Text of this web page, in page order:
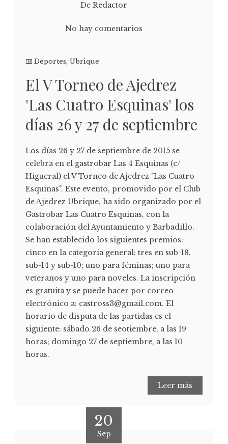
De Redactor
No hay comentarios
Deportes, Ubrique
El V Torneo de Ajedrez
'Las Cuatro Esquinas' los
días 26 y 27 de septiembre
Los días 26 y 27 de septiembre de 2015 se
celebra en el gastrobar Las 4 Esquinas (c/
Higueral) el V Torneo de Ajedrez "Las Cuatro
Esquinas". Este evento, promovido por el Club
de Ajedrez Ubrique, ha sido organizado por el
Gastrobar Las Cuatro Esquinas, con la
colaboración del Ayuntamiento y Barbadillo.
Se han establecido los siguientes premios:
cinco en la categoría general; tres en sub-18,
sub-14 y sub-10; uno para féminas; uno para
veteranos y uno para noveles. La inscripción
es gratuita y se puede hacer por correo
electrónico a: castross3@gmail.com. El
horario de disputa de las partidas es el
siguiente: sábado 26 de seotiembre, a las 19
horas; domingo 27 de septiembre, a las 10
horas.
Leer más
20
Sep